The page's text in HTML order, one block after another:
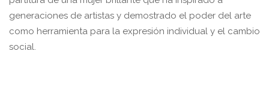
generaciones de artistas y demostrado el poder del arte
como herramienta para la expresión individual y el cambio
social.